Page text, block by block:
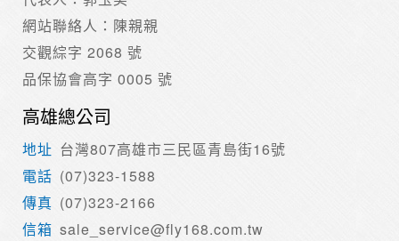
網站聯絡人：陳親親
交觀綜字 2068 號
品保協會高字 0005 號
高雄總公司
台灣807高雄市三民區青島街16號
(07)323-1588
(07)323-2166
sale_service@fly168.com.tw